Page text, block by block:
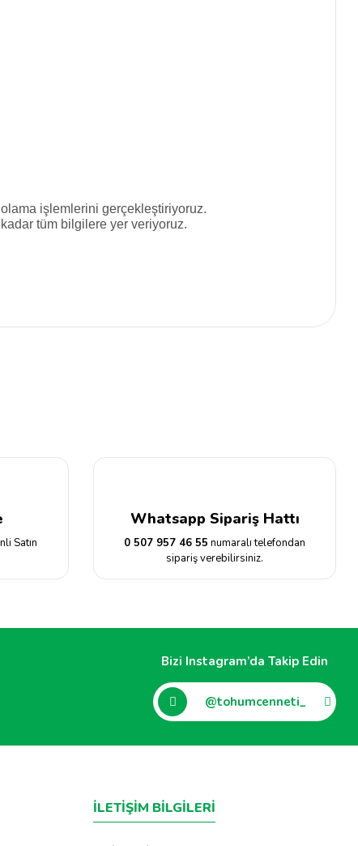
işlemlerini gerçekleştiriyoruz.
tüm bilgilere yer veriyoruz.
Satın
Whatsapp Sipariş Hattı
0 507 957 46 55 numaralı telefondan
sipariş verebilirsiniz.
Bizi Instagram’da Takip Edin
@tohumcenneti_
İLETİŞİM BİLGİLERİ